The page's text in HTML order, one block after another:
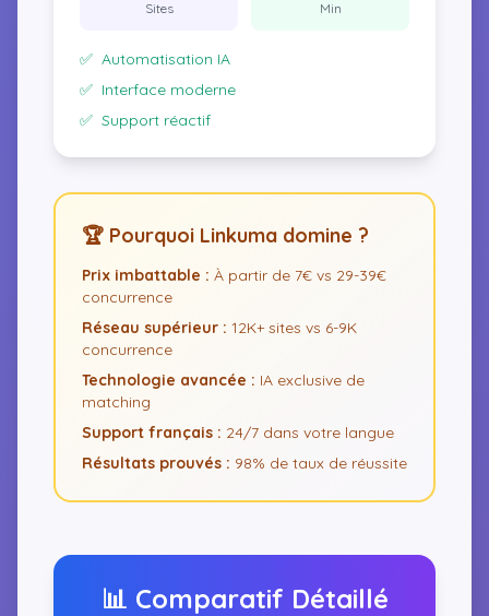
Sites Min
✅ Automatisation IA
✅ Interface moderne
✅ Support réactif
🏆 Pourquoi Linkuma domine ?
Prix imbattable : À partir de 7€ vs 29-39€
concurrence
Réseau supérieur : 12K+ sites vs 6-9K
concurrence
Technologie avancée : IA exclusive de
matching
Support français : 24/7 dans votre langue
Résultats prouvés : 98% de taux de réussite
📊 Comparatif Détaillé